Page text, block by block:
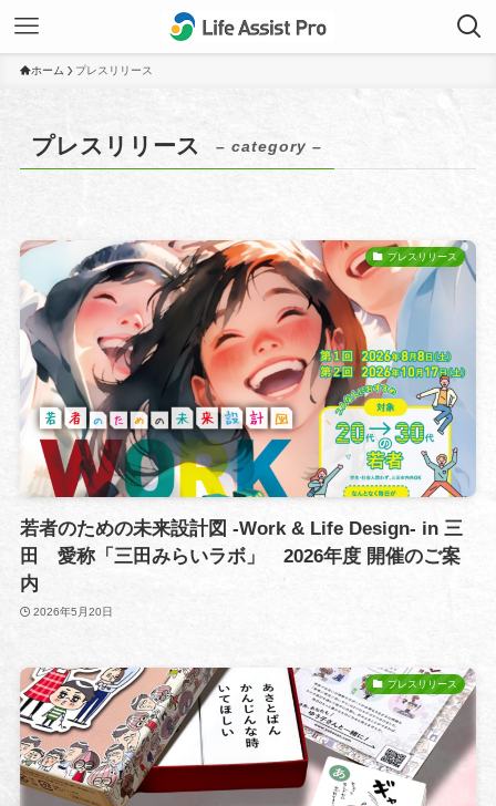
ホーム プレスリリース
プレスリリース – category –
プレスリリース
若者のための未来設計図 -Work & Life Design- in 三
田 愛称「三田みらいラボ」 2026年度 開催のご案
内
2026年5月20日
プレスリリース